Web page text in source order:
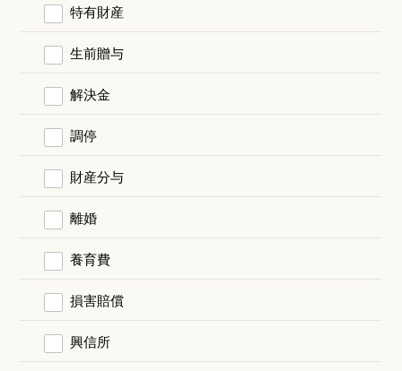
特有財産
生前贈与
解決金
調停
財産分与
離婚
養育費
損害賠償
興信所